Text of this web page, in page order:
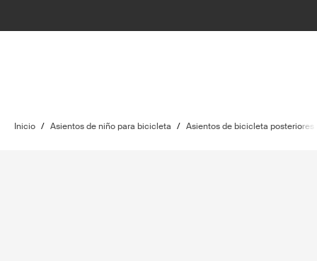
Inicio / Asientos de niño para bicicleta / Asientos de bicicleta posteriores